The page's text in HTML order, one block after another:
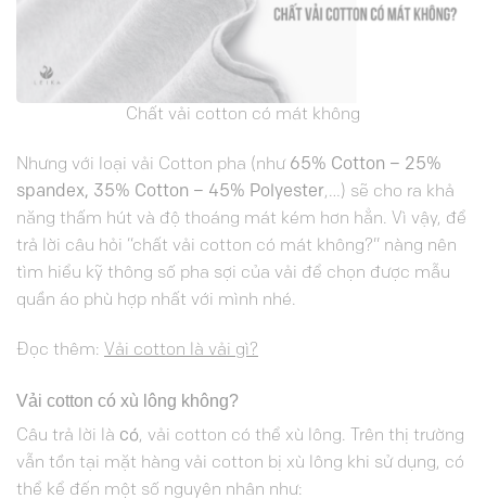
Chất vải cotton có mát không
Nhưng với loại vải Cotton pha (như 65% Cotton – 25%
spandex, 35% Cotton – 45% Polyester,…) sẽ cho ra khả
năng thấm hút và độ thoáng mát kém hơn hẳn. Vì vậy, để
trả lời câu hỏi “chất vải cotton có mát không?” nàng nên
tìm hiểu kỹ thông số pha sợi của vải để chọn được mẫu
quần áo phù hợp nhất với mình nhé.
Đọc thêm: Vải cotton là vải gì?
Vải cotton có xù lông không?
Câu trả lời là có, vải cotton có thể xù lông. Trên thị trường
vẫn tồn tại mặt hàng vải cotton bị xù lông khi sử dụng, có
thể kể đến một số nguyên nhân như: